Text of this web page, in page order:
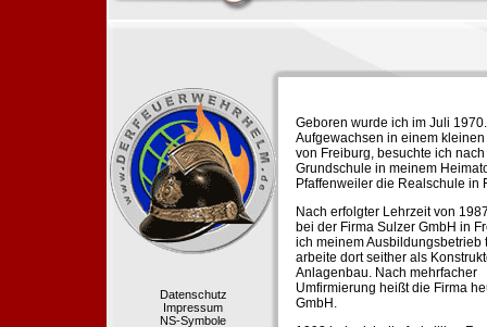
Datenschutz
Impressum
NS-Symbole
Geboren wurde ich im Juli 1970.
Aufgewachsen in einem kleinen
von Freiburg, besuchte ich nach
Grundschule in meinem
Pfaffenweiler die Realschule in
Nach erfolgter Lehrzeit von
bei der Firma Sulzer GmbH in
ich meinem Ausbildungsbetrieb
arbeite dort seither als
Anlagenbau. Nach mehrfacher
Umfirmierung heißt die Firma
GmbH.